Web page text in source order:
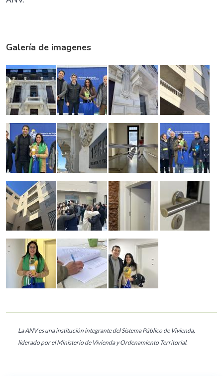
Galería de imagenes
La ANV es una institución integrante del Sistema Público de Vivienda,
liderado por el Ministerio de Vivienda y Ordenamiento Territorial.